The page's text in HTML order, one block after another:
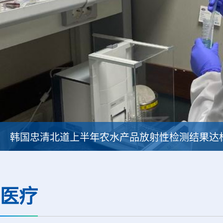
韩国忠清北道上半年农水产品放射性检测结果达
医疗